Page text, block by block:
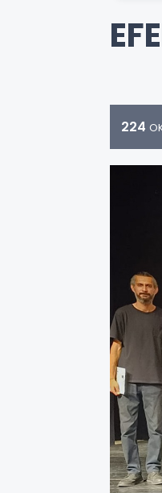
224